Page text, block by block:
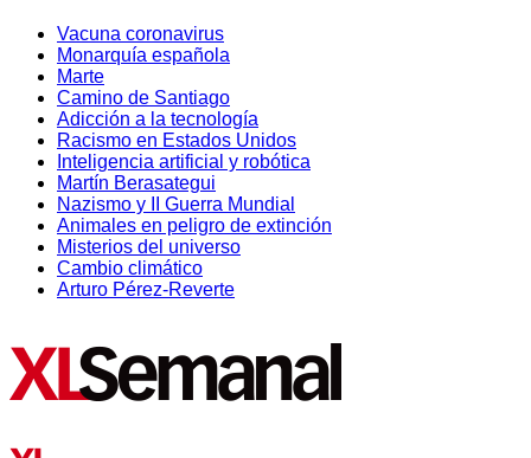
Vacuna coronavirus
Monarquía española
Marte
Camino de Santiago
Adicción a la tecnología
Racismo en Estados Unidos
Inteligencia artificial y robótica
Martín Berasategui
Nazismo y II Guerra Mundial
Animales en peligro de extinción
Misterios del universo
Cambio climático
Arturo Pérez-Reverte